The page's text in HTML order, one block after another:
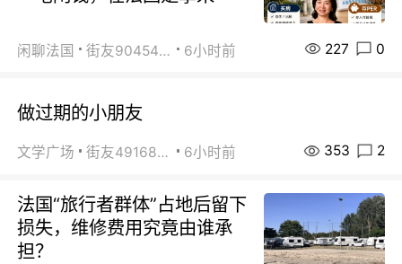
闲聊法国 街友90454511 6小时前 227 0
做过期的小朋友
文学广场 街友49168527 6小时前 353 2
法国“旅行者群体”占地后留下
损失，维修费用究竟由谁承
担？